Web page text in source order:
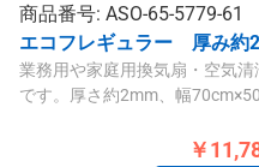
商品番号: ASO-65-5779-61
エコフレギュラー 厚み
業務用や家庭用換気扇・空気
です。厚さ約2mm、幅
￥